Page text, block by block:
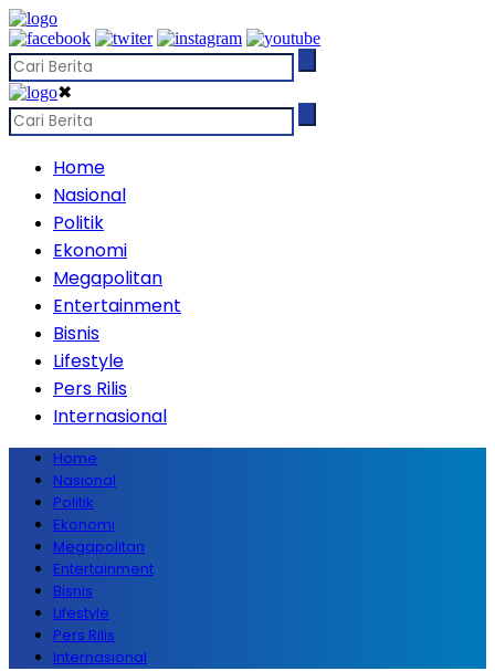
✖
Home
Nasional
Politik
Ekonomi
Megapolitan
Entertainment
Bisnis
Lifestyle
Pers Rilis
Internasional
Home
Nasional
Politik
Ekonomi
Megapolitan
Entertainment
Bisnis
Lifestyle
Pers Rilis
Internasional